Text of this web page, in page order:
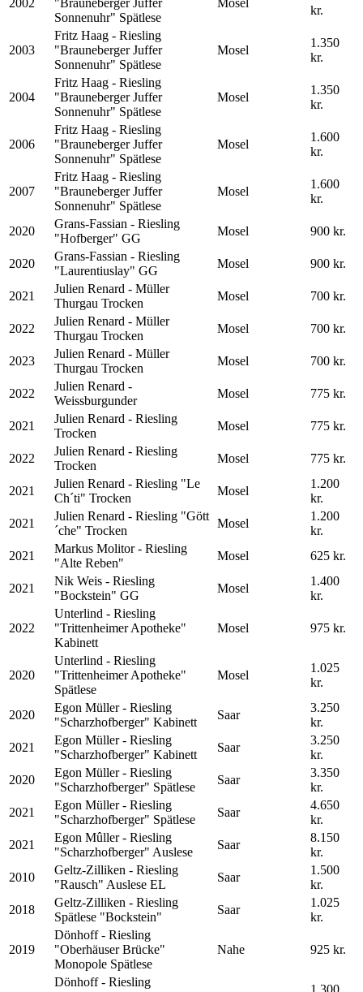
Sonnenuhr" Spätlese
kr.
2003
Fritz Haag - Riesling
"Brauneberger Juffer
Sonnenuhr" Spätlese
Mosel
1.350
kr.
2004
Fritz Haag - Riesling
"Brauneberger Juffer
Sonnenuhr" Spätlese
Mosel
1.350
kr.
2006
Fritz Haag - Riesling
"Brauneberger Juffer
Sonnenuhr" Spätlese
Mosel
1.600
kr.
2007
Fritz Haag - Riesling
"Brauneberger Juffer
Sonnenuhr" Spätlese
Mosel
1.600
kr.
2020
Grans-Fassian - Riesling
"Hofberger" GG
Mosel 900 kr.
2020
Grans-Fassian - Riesling
"Laurentiuslay" GG
Mosel 900 kr.
2021
Julien Renard - Müller
Thurgau Trocken
Mosel 700 kr.
2022
Julien Renard - Müller
Thurgau Trocken
Mosel 700 kr.
2023
Julien Renard - Müller
Thurgau Trocken
Mosel 700 kr.
2022
Julien Renard -
Weissburgunder
Mosel 775 kr.
2021
Julien Renard - Riesling
Trocken
Mosel 775 kr.
2022
Julien Renard - Riesling
Trocken
Mosel 775 kr.
2021
Julien Renard - Riesling "Le
Ch´ti" Trocken
Mosel
1.200
kr.
2021
Julien Renard - Riesling "Gött
´che" Trocken
Mosel
1.200
kr.
2021
Markus Molitor - Riesling
"Alte Reben"
Mosel 625 kr.
2021
Nik Weis - Riesling
"Bockstein" GG
Mosel
1.400
kr.
2022
Unterlind - Riesling
"Trittenheimer Apotheke"
Kabinett
Mosel 975 kr.
2020
Unterlind - Riesling
"Trittenheimer Apotheke"
Spätlese
Mosel
1.025
kr.
2020
Egon Müller - Riesling
"Scharzhofberger" Kabinett
Saar
3.250
kr.
2021
Egon Müller - Riesling
"Scharzhofberger" Kabinett
Saar
3.250
kr.
2020
Egon Müller - Riesling
"Scharzhofberger" Spätlese
Saar
3.350
kr.
2021
Egon Müller - Riesling
"Scharzhofberger" Spätlese
Saar
4.650
kr.
2021
Egon Mûller - Riesling
"Scharzhofberger" Auslese
Saar
8.150
kr.
2010
Geltz-Zilliken - Riesling
"Rausch" Auslese EL
Saar
1.500
kr.
2018
Geltz-Zilliken - Riesling
Spätlese "Bockstein"
Saar
1.025
kr.
2019
Dönhoff - Riesling
"Oberhäuser Brücke"
Monopole Spätlese
Nahe 925 kr.
Dönhoff - Riesling
1.300